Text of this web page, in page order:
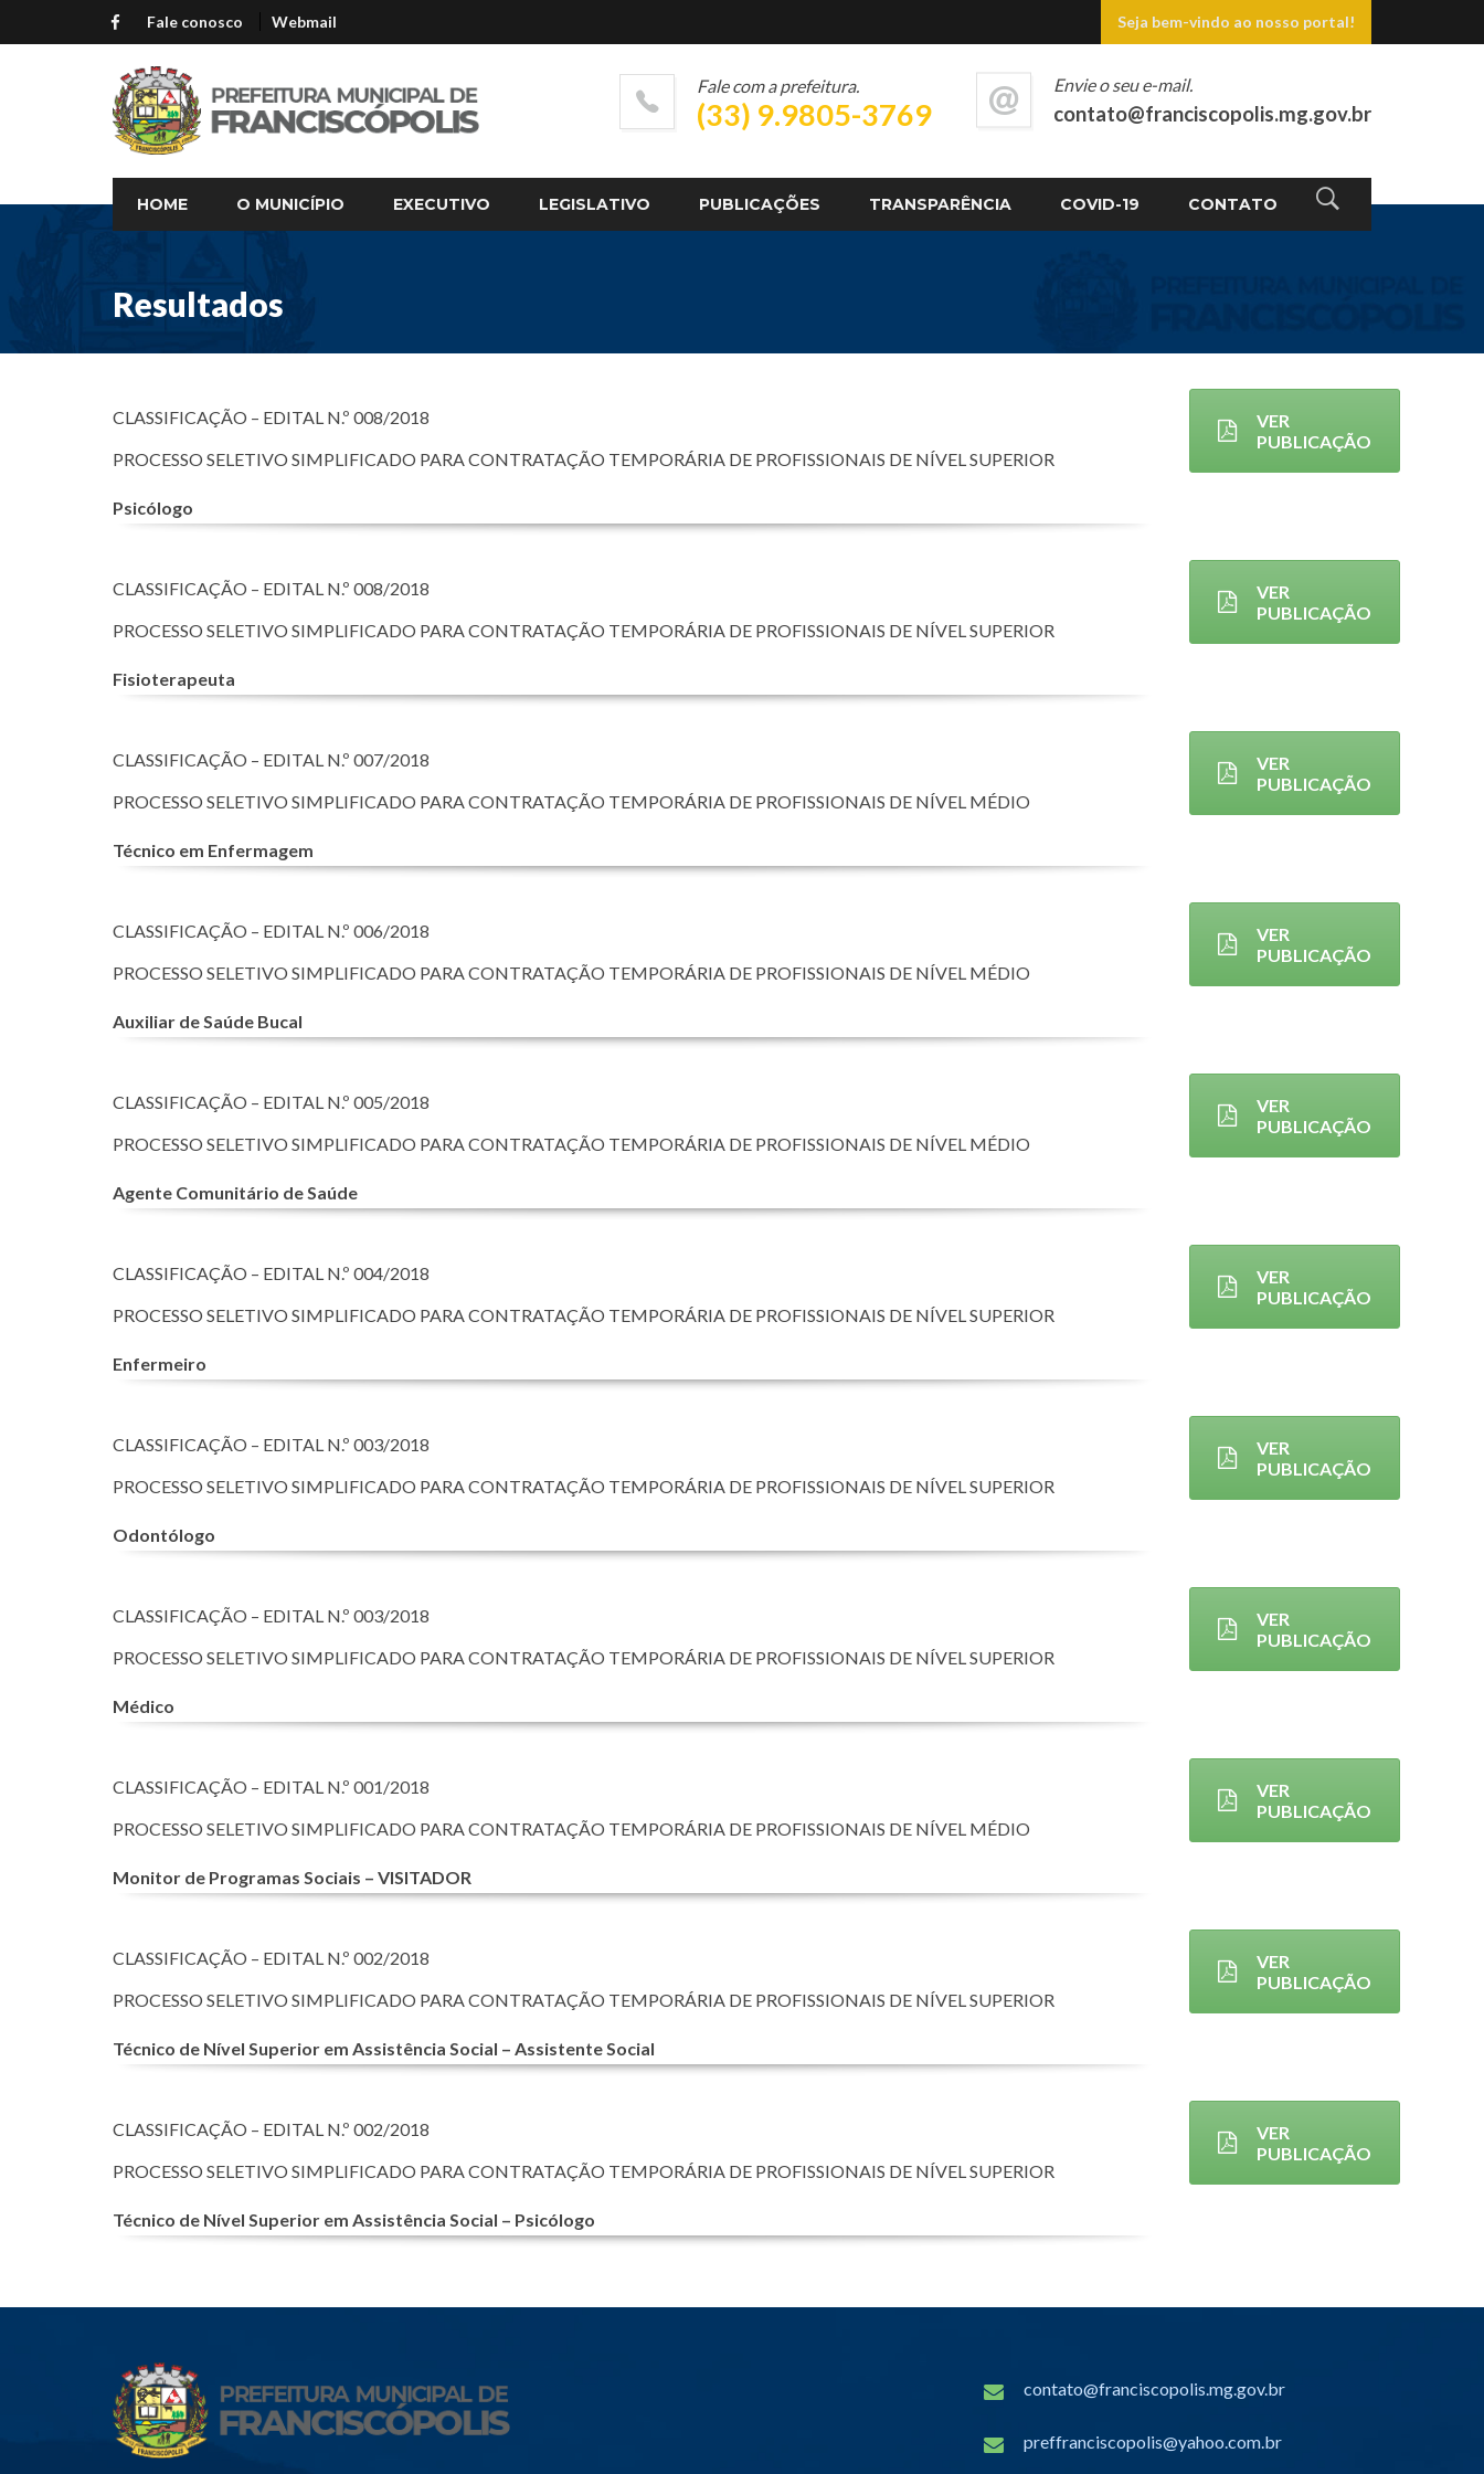
Seja bem-vindo ao nosso portal!
Fale conosco Webmail
HOME O MUNICÍPIO EXECUTIVO LEGISLATIVO PUBLICAÇÕES TRANSPARÊNCIA COVID-19 CONTATO
Envie o seu e-mail.
contato@franciscopolis.mg.gov.br
Fale com a prefeitura.
(33) 9.9805-3769
Resultados
CLASSIFICAÇÃO – EDITAL N.º 008/2018
PROCESSO SELETIVO SIMPLIFICADO PARA CONTRATAÇÃO TEMPORÁRIA DE PROFISSIONAIS DE NÍVEL SUPERIOR
Psicólogo
VER
PUBLICAÇÃO
CLASSIFICAÇÃO – EDITAL N.º 008/2018
PROCESSO SELETIVO SIMPLIFICADO PARA CONTRATAÇÃO TEMPORÁRIA DE PROFISSIONAIS DE NÍVEL SUPERIOR
Fisioterapeuta
VER
PUBLICAÇÃO
CLASSIFICAÇÃO – EDITAL N.º 007/2018
PROCESSO SELETIVO SIMPLIFICADO PARA CONTRATAÇÃO TEMPORÁRIA DE PROFISSIONAIS DE NÍVEL MÉDIO
Técnico em Enfermagem
VER
PUBLICAÇÃO
CLASSIFICAÇÃO – EDITAL N.º 006/2018
PROCESSO SELETIVO SIMPLIFICADO PARA CONTRATAÇÃO TEMPORÁRIA DE PROFISSIONAIS DE NÍVEL MÉDIO
Auxiliar de Saúde Bucal
VER
PUBLICAÇÃO
CLASSIFICAÇÃO – EDITAL N.º 005/2018
PROCESSO SELETIVO SIMPLIFICADO PARA CONTRATAÇÃO TEMPORÁRIA DE PROFISSIONAIS DE NÍVEL MÉDIO
Agente Comunitário de Saúde
VER
PUBLICAÇÃO
CLASSIFICAÇÃO – EDITAL N.º 004/2018
PROCESSO SELETIVO SIMPLIFICADO PARA CONTRATAÇÃO TEMPORÁRIA DE PROFISSIONAIS DE NÍVEL SUPERIOR
Enfermeiro
VER
PUBLICAÇÃO
CLASSIFICAÇÃO – EDITAL N.º 003/2018
PROCESSO SELETIVO SIMPLIFICADO PARA CONTRATAÇÃO TEMPORÁRIA DE PROFISSIONAIS DE NÍVEL SUPERIOR
Odontólogo
VER
PUBLICAÇÃO
CLASSIFICAÇÃO – EDITAL N.º 003/2018
PROCESSO SELETIVO SIMPLIFICADO PARA CONTRATAÇÃO TEMPORÁRIA DE PROFISSIONAIS DE NÍVEL SUPERIOR
Médico
VER
PUBLICAÇÃO
CLASSIFICAÇÃO – EDITAL N.º 001/2018
PROCESSO SELETIVO SIMPLIFICADO PARA CONTRATAÇÃO TEMPORÁRIA DE PROFISSIONAIS DE NÍVEL MÉDIO
Monitor de Programas Sociais – VISITADOR
VER
PUBLICAÇÃO
CLASSIFICAÇÃO – EDITAL N.º 002/2018
PROCESSO SELETIVO SIMPLIFICADO PARA CONTRATAÇÃO TEMPORÁRIA DE PROFISSIONAIS DE NÍVEL SUPERIOR
Técnico de Nível Superior em Assistência Social – Assistente Social
VER
PUBLICAÇÃO
CLASSIFICAÇÃO – EDITAL N.º 002/2018
PROCESSO SELETIVO SIMPLIFICADO PARA CONTRATAÇÃO TEMPORÁRIA DE PROFISSIONAIS DE NÍVEL SUPERIOR
Técnico de Nível Superior em Assistência Social – Psicólogo
VER
PUBLICAÇÃO
contato@franciscopolis.mg.gov.br
preffranciscopolis@yahoo.com.br